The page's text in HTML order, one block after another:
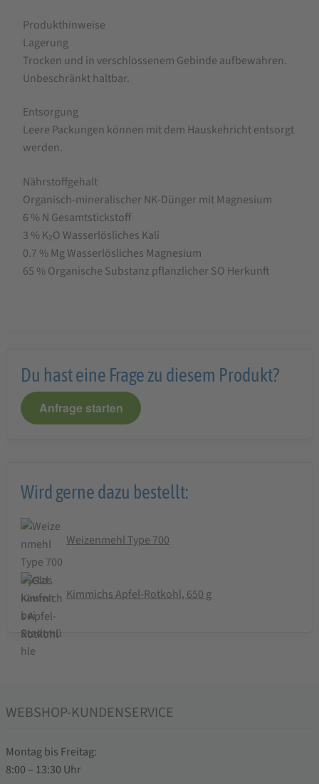
Produkthinweise
Lagerung
Trocken und in verschlossenem Gebinde aufbewahren.
Unbeschränkt haltbar.
Entsorgung
Leere Packungen können mit dem Hauskehricht entsorgt
werden.
Nährstoffgehalt
Organisch-mineralischer NK-Dünger mit Magnesium
6 % N Gesamtstickstoff
3 % K₂O Wasserlösliches Kali
0.7 % Mg Wasserlösliches Magnesium
65 % Organische Substanz pflanzlicher SO Herkunft
Du hast eine Frage zu diesem Produkt?
Anfrage starten
Wird gerne dazu bestellt:
Weizenmehl Type 700
Kimmichs Apfel-Rotkohl, 650 g
WEBSHOP-KUNDENSERVICE
Montag bis Freitag:
8:00 – 13:30 Uhr